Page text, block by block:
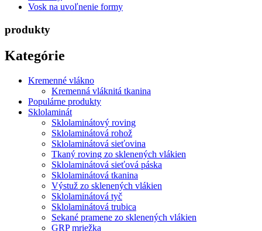
Vosk na uvoľnenie formy
produkty
Kategórie
Kremenné vlákno
Kremenná vláknitá tkanina
Populárne produkty
Sklolaminát
Sklolaminátový roving
Sklolaminátová rohož
Sklolaminátová sieťovina
Tkaný roving zo sklenených vlákien
Sklolaminátová sieťová páska
Sklolaminátová tkanina
Výstuž zo sklenených vlákien
Sklolaminátová tyč
Sklolaminátová trubica
Sekané pramene zo sklenených vlákien
GRP mriežka